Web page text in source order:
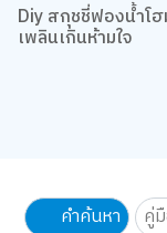
Diy สกุชชี่ฟองน้ำโ
เพลินเกินห้ามใจ
คำค้นหา คู่